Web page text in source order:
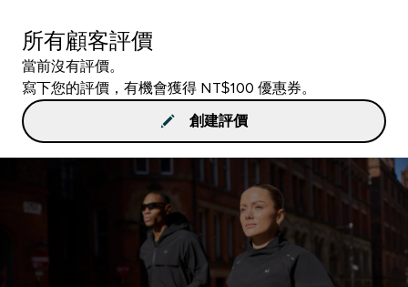
所有顧客評價
當前沒有評價。
寫下您的評價，有機會獲得 NT$100 優惠券。
創建評價